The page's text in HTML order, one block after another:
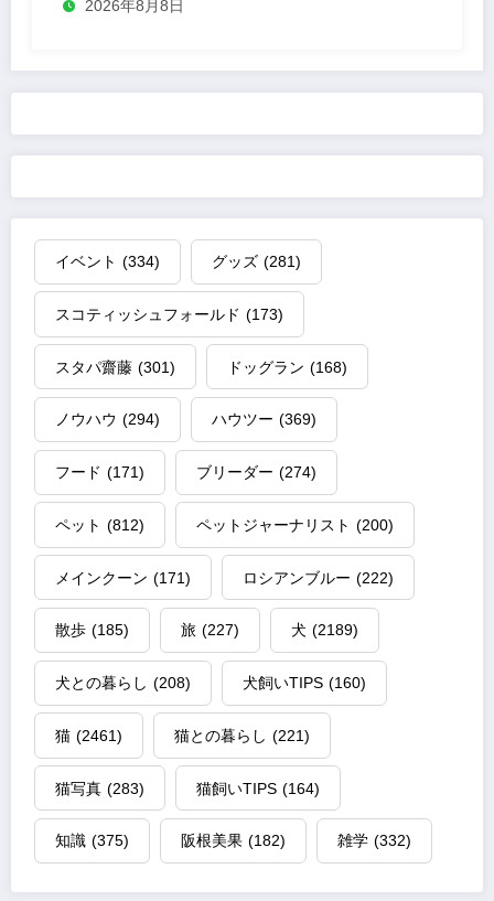
2026年8月8日
イベント (334) グッズ (281)
スコティッシュフォールド (173)
スタパ齋藤 (301) ドッグラン (168)
ノウハウ (294) ハウツー (369)
フード (171) ブリーダー (274)
ペット (812) ペットジャーナリスト (200)
メインクーン (171) ロシアンブルー (222)
散歩 (185) 旅 (227) 犬 (2189)
犬との暮らし (208) 犬飼いTIPS (160)
猫 (2461) 猫との暮らし (221)
猫写真 (283) 猫飼いTIPS (164)
知識 (375) 阪根美果 (182) 雑学 (332)